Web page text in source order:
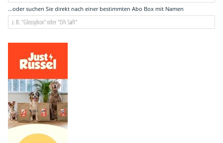
...oder suchen Sie direkt nach einer bestimmten Abo Box mit Namen